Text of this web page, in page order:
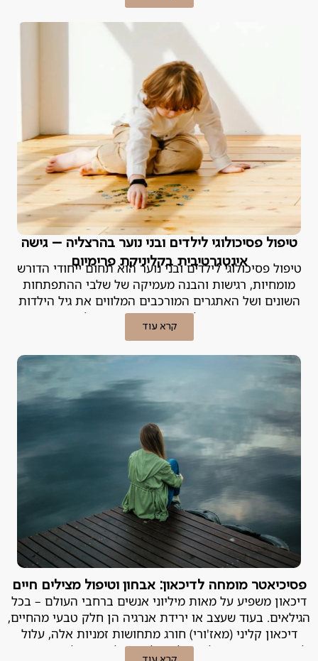
טיפול פסיכולוגי לילדים ובני נוער בהרצליה – גישה
אינטגרטיבית בקליניקת פרימיום
טיפול פסיכולוגי לילדים ובני נוער הוא תחום ייחודי הדורש
מומחיות, רגישות והבנה מעמיקה של שלבי ההתפתחות
השונים ושל האתגרים המורכבים המלווים את גיל הילדות
וההתבגרות. הפסיכולוגית האחראית במנטליקס מסבירה.
קרא עוד
פסיכיאטר מומחה לדיכאון: אבחון וטיפול מצילים חיים
דיכאון משפיע על מאות מיליוני אנשים ברחבי העולם – בכל
הגילאים. בעוד שעצב או ירידת אנרגיה הן חלק טבעי מהחיים,
דיכאון קליני (מאז'ורי) חורג מתחושות זמניות אלה, עלול
להשפיע עמוקות על היכולת של אדם לתפקד וליהנות מחייו,